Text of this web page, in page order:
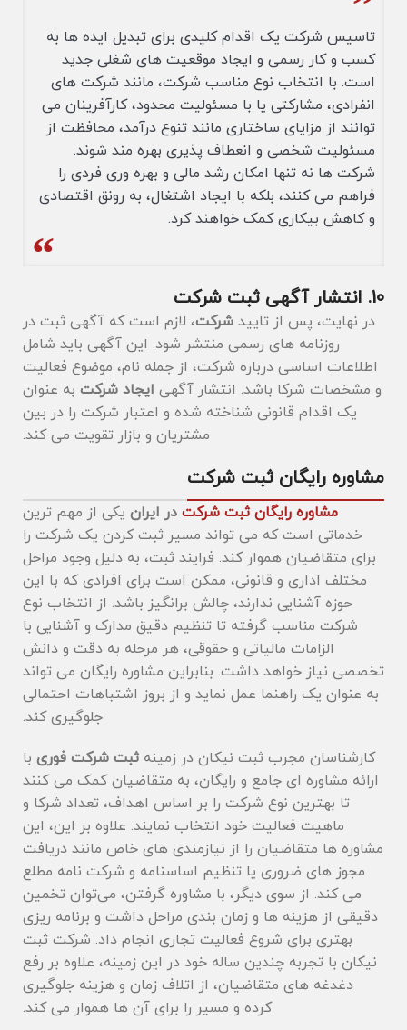
تاسیس شرکت یک اقدام کلیدی برای تبدیل ایده‌ ها به
کسب ‌و کار رسمی و ایجاد موقعیت ‌های شغلی جدید
است. با انتخاب نوع مناسب شرکت، مانند شرکت ‌های
انفرادی، مشارکتی یا با مسئولیت محدود، کارآفرینان می
‌توانند از مزایای ساختاری مانند تنوع درآمد، محافظت از
مسئولیت شخصی و انعطاف ‌پذیری بهره‌ مند شوند.
شرکت ‌ها نه تنها امکان رشد مالی و بهره ‌وری فردی را
فراهم می ‌کنند، بلکه با ایجاد اشتغال، به رونق اقتصادی
و کاهش بیکاری کمک خواهند کرد.
10. انتشار آگهی ثبت شرکت
در نهایت، پس از تاییدشرکت، لازم است که آگهی ثبت در
روزنامه ‌های رسمی منتشر شود. این آگهی باید شامل
اطلاعات اساسی درباره شرکت، از جمله نام، موضوع فعالیت
و مشخصات شرکا باشد. انتشار آگهی ایجاد شرکت به عنوان
یک اقدام قانونی شناخته شده و اعتبار شرکت را در بین
مشتریان و بازار تقویت می‌ کند.
مشاوره رایگان ثبت شرکت
مشاوره رایگان ثبت شرکتدر ایران یکی از مهم ‌ترین
خدماتی است که می‌ تواند مسیر ثبت کردن یک شرکت را
برای متقاضیان هموار کند. فرایند ثبت، به دلیل وجود مراحل
مختلف اداری و قانونی، ممکن است برای افرادی که با این
حوزه آشنایی ندارند، چالش‌ برانگیز باشد. از انتخاب نوع
شرکت مناسب گرفته تا تنظیم دقیق مدارک و آشنایی با
الزامات مالیاتی و حقوقی، هر مرحله به دقت و دانش
تخصصی نیاز خواهد داشت. بنابراین مشاوره رایگان می ‌تواند
به عنوان یک راهنما عمل نماید و از بروز اشتباهات احتمالی
جلوگیری کند.
کارشناسان مجرب ثبت نیکان در زمینه ثبت شرکت فوری با
ارائه مشاوره‌ ای جامع و رایگان، به متقاضیان کمک می ‌کنند
تا بهترین نوع شرکت را بر اساس اهداف، تعداد شرکا و
ماهیت فعالیت خود انتخاب نمایند. علاوه بر این، این
مشاوره‌ ها متقاضیان را از نیازمندی‌ های خاص مانند دریافت
مجوز های ضروری یا تنظیم اساسنامه و شرکت ‌نامه مطلع
می ‌کند. از سوی دیگر، با مشاوره گرفتن، می‌توان تخمین
دقیقی از هزینه ‌ها و زمان ‌بندی مراحل داشت و برنامه ‌ریزی
بهتری برای شروع فعالیت تجاری انجام داد. شرکت ثبت
نیکان با تجربه چندین ساله خود در این زمینه، علاوه بر رفع
دغدغه های متقاضیان، از اتلاف زمان و هزینه جلوگیری
کرده و مسیر را برای آن ها هموار می کند.